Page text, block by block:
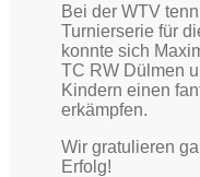
Bei der WTV
Turnierserie für
konnte sich
TC RW Dülmen
Kindern einen
erkämpfen.
Wir gratulieren
Erfolg!